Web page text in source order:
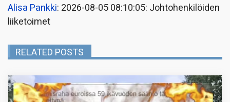
Alisa Pankki: 2026-08-05 08:10:05: Johtohenkilöiden
liiketoimet
RELATED POSTS